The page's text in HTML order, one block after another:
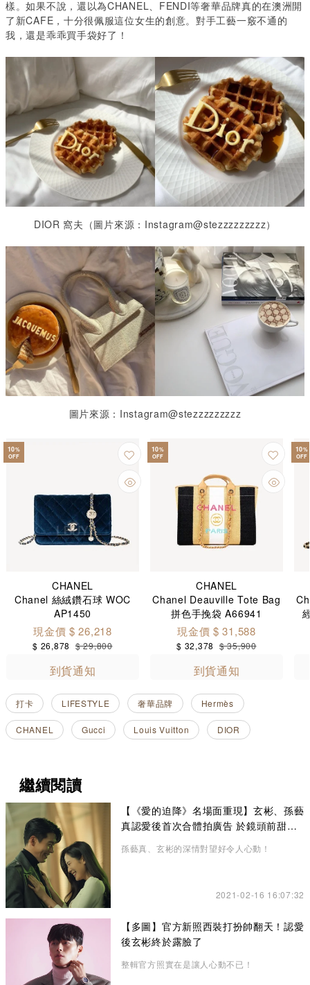
樣。如果不說，還以為CHANEL FENDI等奢華品牌真的在澳洲開
了新CAFE ，十分很佩服這位女生的創意。對手工藝一竅不通的
我，還是乖乖買手袋好了！
DIOR 窩夫 （圖片來源： Instagram@stezzzzzzzzz）
圖片來源：Instagram@stezzzzzzzzz
10%
OFF
CHANEL
Chanel 絲絨鑽石球 WOC
AP1450
現金價 $ 26,218
$ 26,878 $ 29,800
到貨通知
10%
OFF
CHANEL
Chanel Deauville Tote Bag
拼色手挽袋 A66941
現金價 $ 31,588
$ 32,378 $ 35,900
到貨通知
10%
OFF
打卡 LIFESTYLE 奢華品牌 Hermès
CHANEL Gucci Louis Vuitton DIOR
繼續閱讀
【《愛的迫降》名場面重現】玄彬、孫藝
真認愛後首次合體拍廣告 於鏡頭前甜蜜
孫藝真、玄彬的深情對望好令人心動！
2021-02-16 16:07:32
【多圖】官方新照西裝打扮帥翻天！認愛
後玄彬終於露臉了
整輯官方照實在是讓人心動不已！